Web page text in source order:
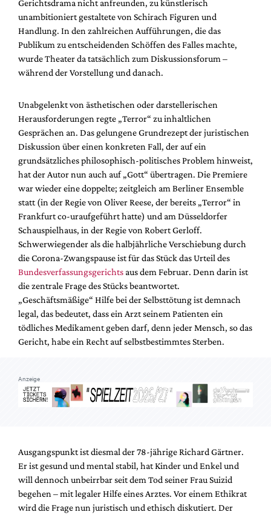
Service
Shop / Abo
Newsletter
Redaktion
Autor:innen
Mediadaten
Suche
Gerichtsdrama nicht anfreunden, zu künstlerisch
unambitioniert gestaltete von Schirach Figuren und
Handlung. In den zahlreichen Aufführungen, die das
Publikum zu entscheidenden Schöffen des Falles machte,
wurde Theater da tatsächlich zum Diskussionsforum –
während der Vorstellung und danach.
Unabgelenkt von ästhetischen oder darstellerischen
Herausforderungen regte „Terror“ zu inhaltlichen
Gesprächen an. Das gelungene Grundrezept der juristischen
Diskussion über einen konkreten Fall, der auf ein
grundsätzliches philosophisch-politisches Problem hinweist,
hat der Autor nun auch auf „Gott“ übertragen. Die Premiere
war wieder eine doppelte; zeitgleich am Berliner Ensemble
statt (in der Regie von Oliver Reese, der bereits „Terror“ in
Frankfurt co-uraufgeführt hatte) und am Düsseldorfer
Schauspielhaus, in der Regie von Robert Gerloff.
Schwerwiegender als die halbjährliche Verschiebung durch
die Corona-Zwangspause ist für das Stück das Urteil des
Bundesverfassungsgerichts aus dem Februar. Denn darin ist
die zentrale Frage des Stücks beantwortet.
„Geschäftsmäßige“ Hilfe bei der Selbsttötung ist demnach
legal, das bedeutet, dass ein Arzt seinem Patienten ein
tödliches Medikament geben darf, denn jeder Mensch, so das
Gericht, habe ein Recht auf selbstbestimmtes Sterben.
Anzeige
Ausgangspunkt ist diesmal der 78-jährige Richard Gärtner.
Er ist gesund und mental stabil, hat Kinder und Enkel und
will dennoch unbeirrbar seit dem Tod seiner Frau Suizid
begehen – mit legaler Hilfe eines Arztes. Vor einem Ethikrat
wird die Frage nun juristisch und ethisch diskutiert. Der